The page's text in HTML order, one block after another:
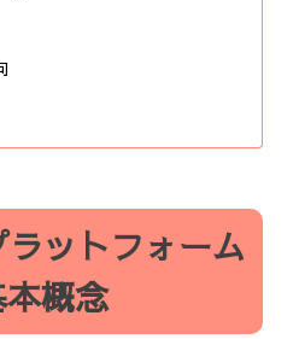
ットフォーム
本概念